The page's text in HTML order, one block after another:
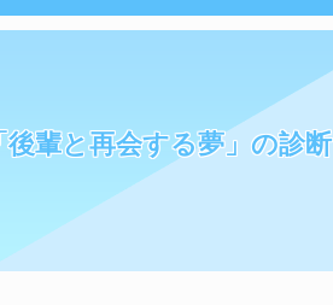
後輩と再会する夢」の診断